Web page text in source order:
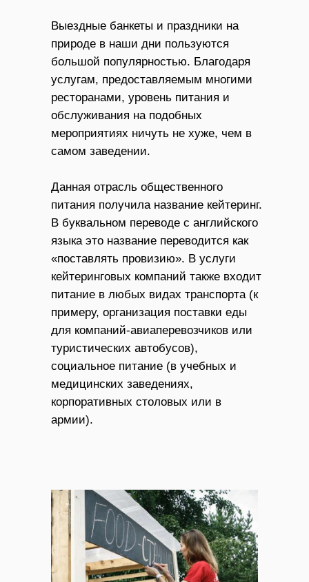
Выездные банкеты и праздники на
природе в наши дни пользуются
большой популярностью. Благодаря
услугам, предоставляемым многими
ресторанами, уровень питания и
обслуживания на подобных
мероприятиях ничуть не хуже, чем в
самом заведении.
Данная отрасль общественного
питания получила название кейтеринг.
В буквальном переводе с английского
языка это название переводится как
«поставлять провизию». В услуги
кейтеринговых компаний также входит
питание в любых видах транспорта (к
примеру, организация поставки еды
для компаний-авиаперевозчиков или
туристических автобусов),
социальное питание (в учебных и
медицинских заведениях,
корпоративных столовых или в
армии).